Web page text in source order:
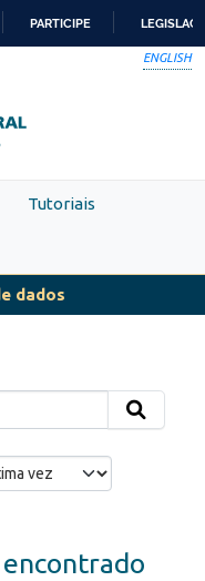
PARTICIPE
ENGLISH
Tutoriais
dados